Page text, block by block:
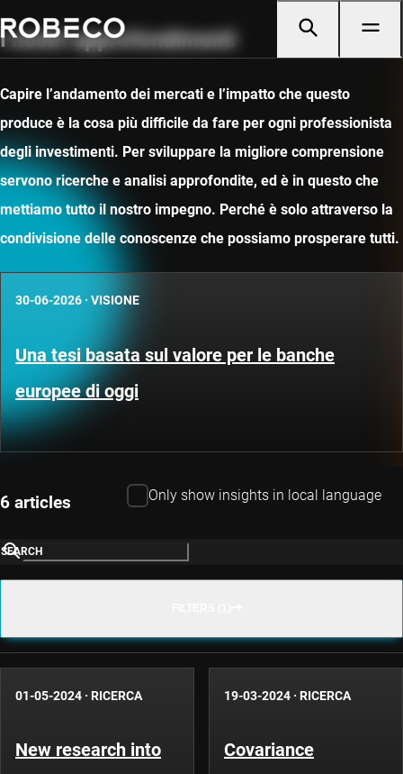
I nostri approfondimenti
Capire l’andamento dei mercati e l’impatto che questo
produce è la cosa più difficile da fare per ogni professionista
degli investimenti. Per sviluppare la migliore comprensione
servono ricerche e analisi approfondite, ed è in questo che
mettiamo tutto il nostro impegno. Perché è solo attraverso la
condivisione delle conoscenze che possiamo prosperare tutti.
30-06-2026 · VISIONE
Una tesi basata sul valore per le banche
europee di oggi
6 articles Only show insights in local language
SEARCH
01-05-2024 · RICERCA
New research into
19-03-2024 · RICERCA
Covariance